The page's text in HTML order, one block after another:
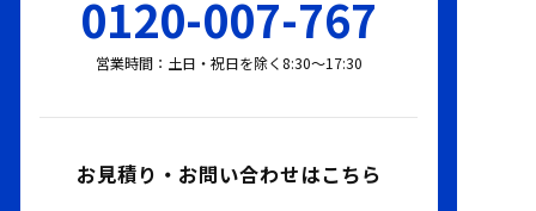
0120-007-767
営業時間：土日・祝日を除く8:30〜17:30
お見積り・お問い合わせはこちら